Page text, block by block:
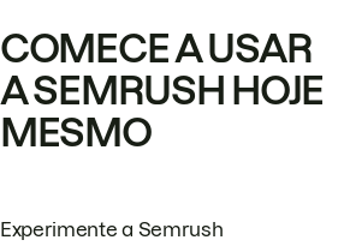
COMECE A USAR
A SEMRUSH HOJE
MESMO
Experimente a Semrush